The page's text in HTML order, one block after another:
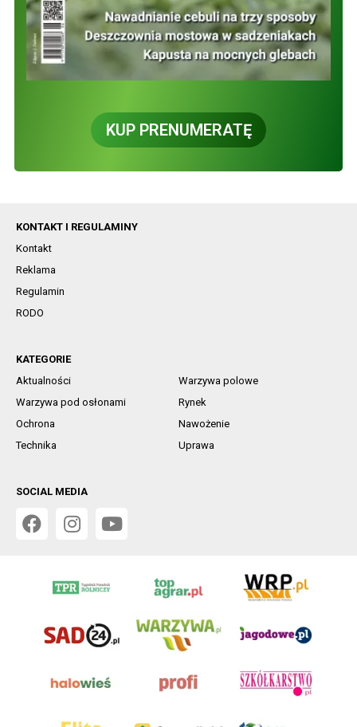
KUP PRENUMERATĘ
KONTAKT I REGULAMINY
Kontakt
Reklama
Regulamin
RODO
KATEGORIE
Aktualności
Warzywa polowe
Warzywa pod osłonami
Rynek
Ochrona
Nawożenie
Technika
Uprawa
SOCIAL MEDIA